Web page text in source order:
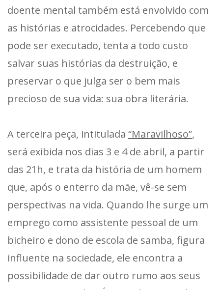
doente mental também está envolvido com
as histórias e atrocidades. Percebendo que
pode ser executado, tenta a todo custo
salvar suas histórias da destruição, e
preservar o que julga ser o bem mais
precioso de sua vida: sua obra literária.
A terceira peça, intitulada “Maravilhoso”,
será exibida nos dias 3 e 4 de abril, a partir
das 21h, e trata da história de um homem
que, após o enterro da mãe, vê-se sem
perspectivas na vida. Quando lhe surge um
emprego como assistente pessoal de um
bicheiro e dono de escola de samba, figura
influente na sociedade, ele encontra a
possibilidade de dar outro rumo aos seus